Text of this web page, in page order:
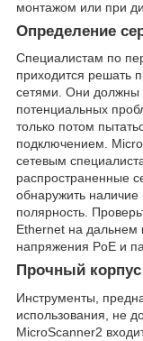
монтажом или при
Определение
Специалистам по
приходится решать
сетями. Они должны
потенциальных
только потом
подключением.
сетевым
распространенные
обнаружить
полярность.
Ethernet на дальнем
напряжения PoE и
Прочный корпус
Инструменты,
использования, не
MicroScanner2